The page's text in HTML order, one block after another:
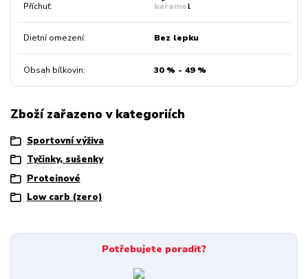
Příchuť karamel
Dietní omezení Bez lepku
Obsah bílkovin 30 % - 49 %
Zboží zařazeno v kategoriích
Sportovní výživa
Tyčinky, sušenky
Proteinové
Low carb (zero)
Potřebujete poradit?